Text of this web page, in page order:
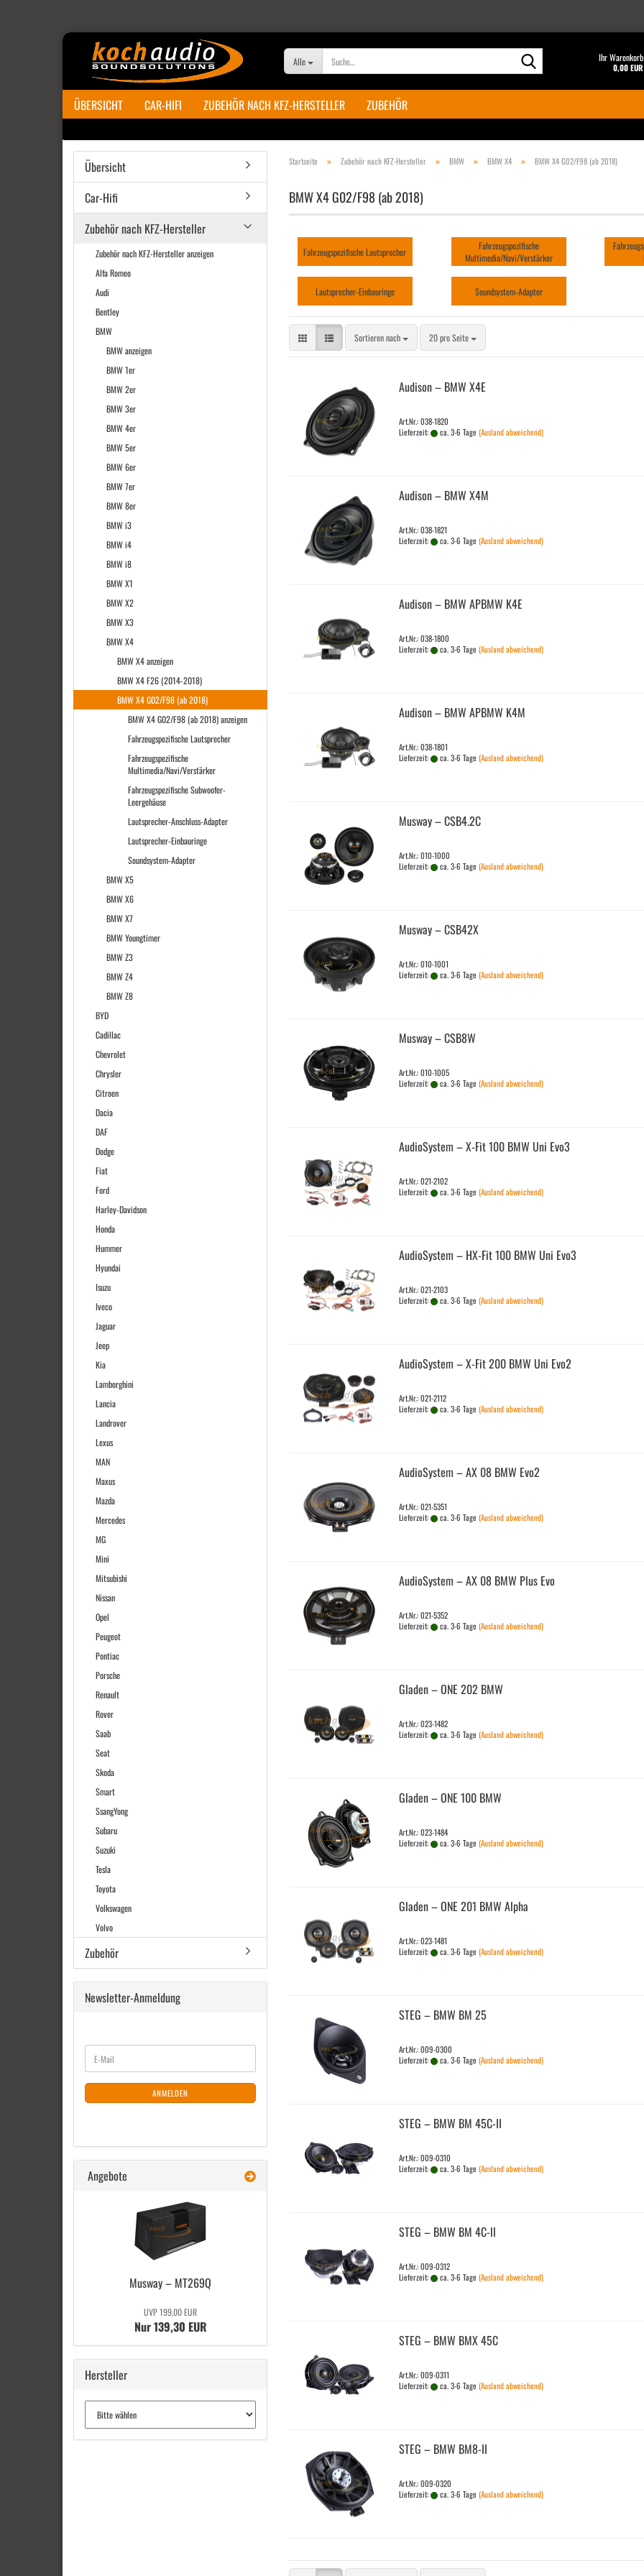
Alle Ihr Warenkorb
0,00 EUR
ÜBERSICHT CAR-HIFI ZUBEHÖR NACH KFZ-HERSTELLER ZUBEHÖR
Startseite » Zubehör nach KFZ-Hersteller » BMW » BMW X4 » BMW X4 G02/F98 (ab 2018)
BMW X4 G02/F98 (ab 2018)
Fahrzeugspezifische Lautsprecher
Fahrzeugspezifische
Multimedia/Navi/Verstärker
Lautsprecher-Einbauringe Soundsystem-Adapter
Sortieren nach
Sortieren nach 20 pro Seite
pro Seite
Audi­son – BMW X4E
Art.Nr.: 038-1820
Lieferzeit:
ca. 3-6 Tage(Ausland abweichend)
Audi­son – BMW X4M
Art.Nr.: 038-1821
Lieferzeit:
ca. 3-6 Tage(Ausland abweichend)
Audi­son – BMW APBMW K4E
Art.Nr.: 038-1800
Lieferzeit:
ca. 3-6 Tage(Ausland abweichend)
Audi­son – BMW APBMW K4M
Art.Nr.: 038-1801
Lieferzeit:
ca. 3-6 Tage(Ausland abweichend)
Mus­way – CSB4.2C
Art.Nr.: 010-1000
Lieferzeit:
ca. 3-6 Tage(Ausland abweichend)
Mus­way – CSB42X
Art.Nr.: 010-1001
Lieferzeit:
ca. 3-6 Tage(Ausland abweichend)
Mus­way – CSB8W
Art.Nr.: 010-1005
Lieferzeit:
ca. 3-6 Tage(Ausland abweichend)
Au­dio­Sys­tem – X-Fit 100 BMW Uni Evo3
Art.Nr.: 021-2102
Lieferzeit:
ca. 3-6 Tage(Ausland abweichend)
Au­dio­Sys­tem – HX-​Fit 100 BMW Uni Evo3
Art.Nr.: 021-2103
Lieferzeit:
ca. 3-6 Tage(Ausland abweichend)
Au­dio­Sys­tem – X-Fit 200 BMW Uni Evo2
Art.Nr.: 021-2112
Lieferzeit:
ca. 3-6 Tage(Ausland abweichend)
Au­dio­Sys­tem – AX 08 BMW Evo2
Art.Nr.: 021-5351
Lieferzeit:
ca. 3-6 Tage(Ausland abweichend)
Au­dio­Sys­tem – AX 08 BMW Plus Evo
Art.Nr.: 021-5352
Lieferzeit:
ca. 3-6 Tage(Ausland abweichend)
Gla­den – ONE 202 BMW
Art.Nr.: 023-1482
Lieferzeit:
ca. 3-6 Tage(Ausland abweichend)
Gla­den – ONE 100 BMW
Art.Nr.: 023-1484
Lieferzeit:
ca. 3-6 Tage(Ausland abweichend)
Gla­den – ONE 201 BMW Alpha
Art.Nr.: 023-1481
Lieferzeit:
ca. 3-6 Tage(Ausland abweichend)
STEG – BMW BM 25
Art.Nr.: 009-0300
Lieferzeit:
ca. 3-6 Tage(Ausland abweichend)
STEG – BMW BM 45C-​II
Art.Nr.: 009-0310
Lieferzeit:
ca. 3-6 Tage(Ausland abweichend)
STEG – BMW BM 4C-ll
Art.Nr.: 009-0312
Lieferzeit:
ca. 3-6 Tage(Ausland abweichend)
STEG – BMW BMX 45C
Art.Nr.: 009-0311
Lieferzeit:
ca. 3-6 Tage(Ausland abweichend)
STEG – BMW BM8-​II
Art.Nr.: 009-0320
Lieferzeit:
ca. 3-6 Tage(Ausland abweichend)
Übersicht
Car-Hifi
Zubehör nach KFZ-Hersteller
Zubehör nach KFZ-Hersteller anzeigen
Alfa Romeo
Audi
Bentley
BMW
BMW anzeigen
BMW 1er
BMW 2er
BMW 3er
BMW 4er
BMW 5er
BMW 6er
BMW 7er
BMW 8er
BMW i3
BMW i4
BMW i8
BMW X1
BMW X2
BMW X3
BMW X4
BMW X4 anzeigen
BMW X4 F26 (2014-2018)
BMW X4 G02/F98 (ab 2018)
BMW X4 G02/F98 (ab 2018) anzeigen
Fahrzeugspezifische Lautsprecher
Fahrzeugspezifische
Multimedia/Navi/Verstärker
Fahrzeugspezifische Subwoofer-
Leergehäuse
Lautsprecher-Anschluss-Adapter
Lautsprecher-Einbauringe
Soundsystem-Adapter
BMW X5
BMW X6
BMW X7
BMW Youngtimer
BMW Z3
BMW Z4
BMW Z8
BYD
Cadillac
Chevrolet
Chrysler
Citroen
Dacia
DAF
Dodge
Fiat
Ford
Harley-Davidson
Honda
Hummer
Hyundai
Isuzu
Iveco
Jaguar
Jeep
Kia
Lamborghini
Lancia
Landrover
Lexus
MAN
Maxus
Mazda
Mercedes
MG
Mini
Mitsubishi
Nissan
Opel
Peugeot
Pontiac
Porsche
Renault
Rover
Saab
Seat
Skoda
Smart
SsangYong
Subaru
Suzuki
Tesla
Toyota
Volkswagen
Volvo
Zubehör
Newsletter-Anmeldung
ZUR
NEWSLETTER-
ANMELDUNG
E-
Mail
ANMELDEN
Angebote
Mus­way – MT269Q
UVP 199,00 EUR
Nur 139,30 EUR
Hersteller